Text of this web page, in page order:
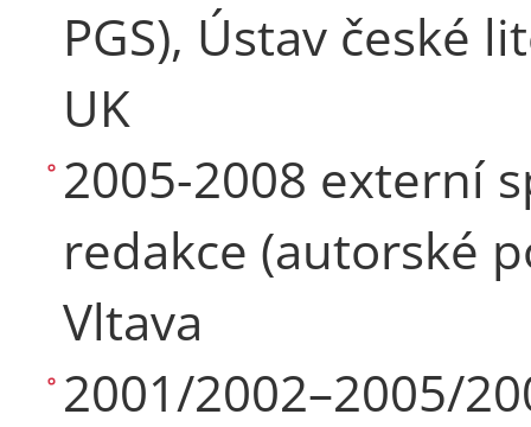
PGS), Ústav české
UK
2005-2008 externí
redakce (autorské
Vltava
2001/2002–2005/